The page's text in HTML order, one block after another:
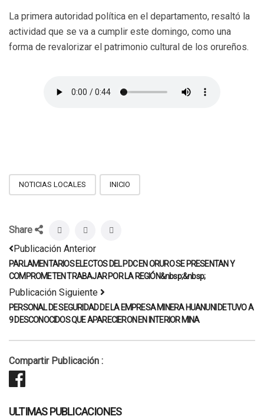
La primera autoridad política en el departamento, resaltó la
actividad que se va a cumplir este domingo, como una
forma de revalorizar el patrimonio cultural de los orureños.
NOTICIAS LOCALES INICIO
Share
Publicación Anterior
PARLAMENTARIOS ELECTOS DEL PDC EN ORURO SE PRESENTAN Y
COMPROMETEN TRABAJAR POR LA REGIÓN&nbsp;&nbsp;
Publicación Siguiente
PERSONAL DE SEGURIDAD DE LA EMPRESA MINERA HUANUNI DETUVO A
9 DESCONOCIDOS QUE APARECIERON EN INTERIOR MINA
Compartir Publicación :
ULTIMAS PUBLICACIONES